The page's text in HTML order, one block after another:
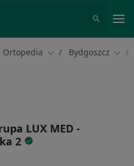
Ortopedia Zmień miasto
Bydgoszcz
LUX MED -
2